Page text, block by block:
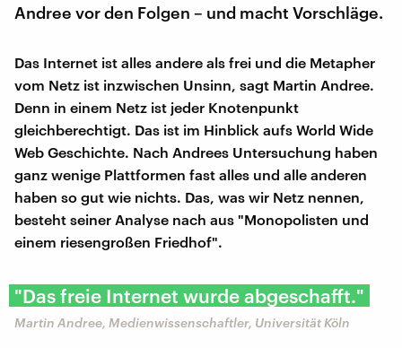
Andree vor den Folgen – und macht Vorschläge.
Das Internet ist alles andere als frei und die Metapher
vom Netz ist inzwischen Unsinn, sagt Martin Andree.
Denn in einem Netz ist jeder Knotenpunkt
gleichberechtigt. Das ist im Hinblick aufs World Wide
Web Geschichte. Nach Andrees Untersuchung haben
ganz wenige Plattformen fast alles und alle anderen
haben so gut wie nichts. Das, was wir Netz nennen,
besteht seiner Analyse nach aus "Monopolisten und
einem riesengroßen Friedhof".
"Das freie Internet wurde abgeschafft."
Martin Andree, Medienwissenschaftler, Universität Köln